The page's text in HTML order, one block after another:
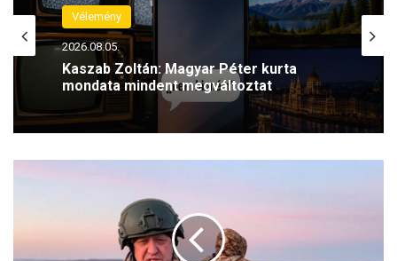
Vélemény
2026.08.05.
Kaszab Zoltán: Magyar Péter kurta
mondata mindent megváltoztat